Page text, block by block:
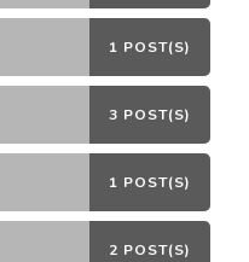
1 POST(S)
3 POST(S)
1 POST(S)
2 POST(S)